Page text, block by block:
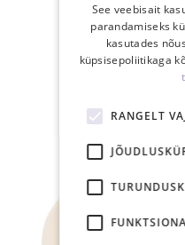
See veebisait
parandamiseks
kasutades
küpsisepoliitikaga
RANGELT